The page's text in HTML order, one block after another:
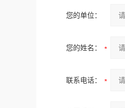
您的单位：
您的姓名：
联系电话：